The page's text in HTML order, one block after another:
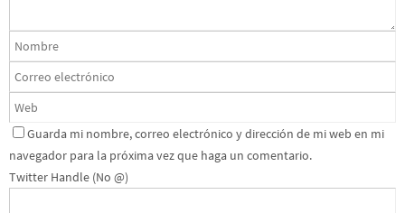
Guarda mi nombre, correo electrónico y dirección de mi web en mi
navegador para la próxima vez que haga un comentario.
Twitter Handle (No @)